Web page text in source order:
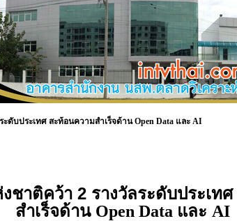
ดับประเทศ สะท้อนความสำเร็จด้าน Open Data และ AI
ชาติคว้า 2 รางวัลระดับประเท
สำเร็จด้าน Open Data และ AI